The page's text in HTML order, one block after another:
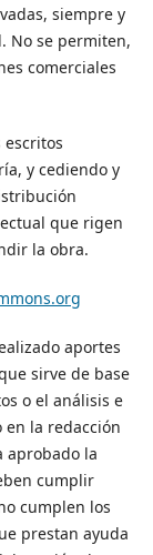
siempre y
No se permiten,
comerciales
y cediendo y
que rigen
la obra.
aportes
sirve de base
o el análisis e
la redacción
aprobado la
cumplir
cumplen los
prestan ayuda